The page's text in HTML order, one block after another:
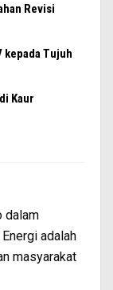
Revisi
kepada Tujuh
Kaur
dalam
adalah
masyarakat